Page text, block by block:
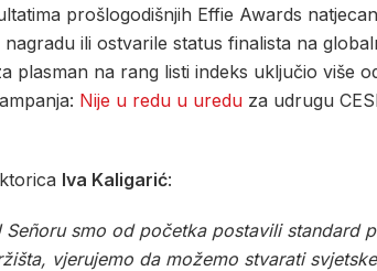
prošlogodišnjih Effie Awards
ili ostvarile status finalista na
na rang listi indeks uključio više
Nije u redu u uredu za udrugu
Iva Kaligarić:
smo od početka postavili standard
vjerujemo da možemo stvarati